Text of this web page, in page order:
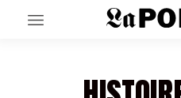
EN CE MOMENT